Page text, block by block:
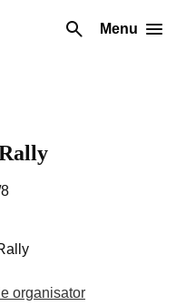
Menu
organisator